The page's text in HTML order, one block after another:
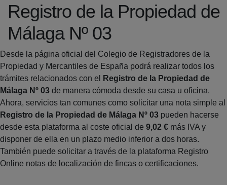
Registro de la Propiedad de
Málaga Nº 03
Desde la página oficial del Colegio de Registradores de la
Propiedad y Mercantiles de España podrá realizar todos los
trámites relacionados con el
Registro de la Propiedad de
Málaga Nº 03 de manera cómoda desde su casa u oficina.
Ahora, servicios tan comunes como solicitar una nota simple al
Registro de la Propiedad de Málaga Nº 03 pueden hacerse
desde esta plataforma al coste oficial de 9,02 € más IVA y
disponer de ella en un plazo medio inferior a dos horas.
También puede solicitar a través de la plataforma Registro
Online notas de localización de fincas o certificaciones.